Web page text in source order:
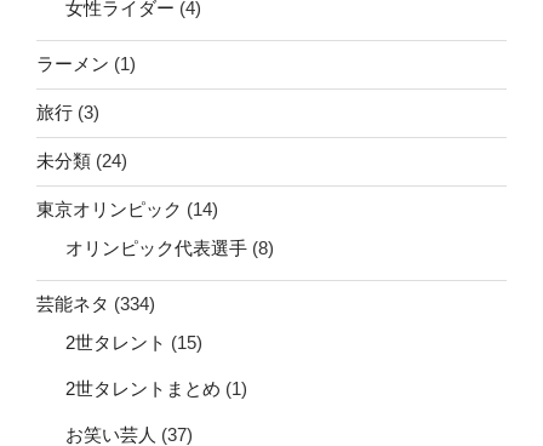
女性ライダー (4)
ラーメン (1)
旅行 (3)
未分類 (24)
東京オリンピック (14)
オリンピック代表選手 (8)
芸能ネタ (334)
2世タレント (15)
2世タレントまとめ (1)
お笑い芸人 (37)